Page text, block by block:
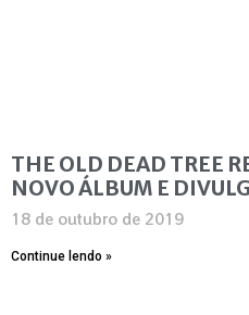
THE OLD DEAD TREE
NOVO ÁLBUM E
18 de outubro de 2019
Continue lendo »